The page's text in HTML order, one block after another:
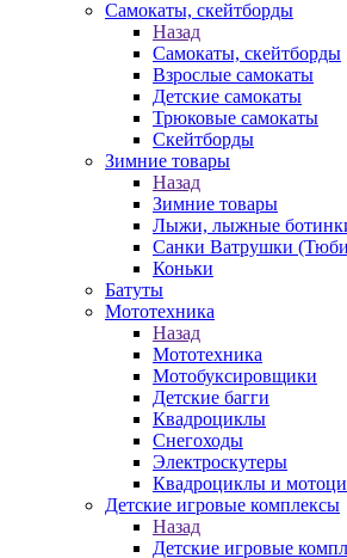
Самокаты, скейтборды
Назад
Самокаты, скейтборды
Взрослые самокаты
Детские самокаты
Трюковые самокаты
Скейтборды
Зимние товары
Назад
Зимние товары
Лыжи, лыжные
Санки Ватрушки
Коньки
Батуты
Мототехника
Назад
Мототехника
Мотобуксировщики
Детские багги
Квадроциклы
Снегоходы
Электроскутеры
Квадроциклы и
Детские игровые комплексы
Назад
Детские игровые